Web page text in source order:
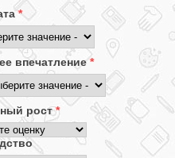
*
впечатление*
рост*